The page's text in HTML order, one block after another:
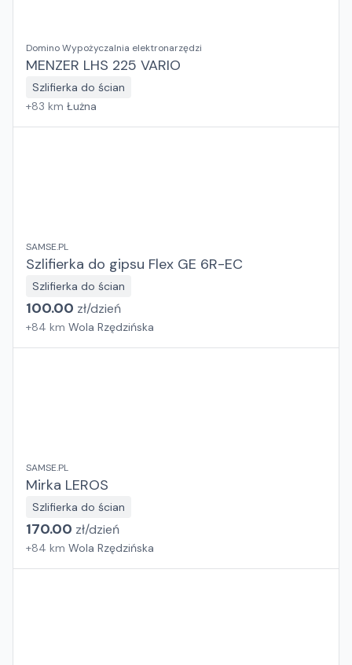
Domino Wypożyczalnia elektronarzędzi
MENZER LHS 225 VARIO
Szlifierka do ścian
+83 km Łużna
SAMSE.PL
Szlifierka do gipsu Flex GE 6R-EC
Szlifierka do ścian
100.00 zł/dzień
+84 km Wola Rzędzińska
SAMSE.PL
Mirka LEROS
Szlifierka do ścian
170.00 zł/dzień
+84 km Wola Rzędzińska